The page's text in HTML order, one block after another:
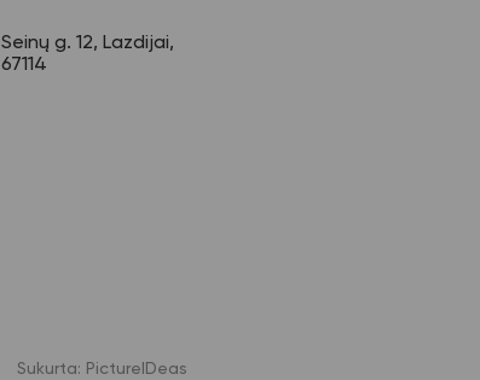
Seinų g. 12, Lazdijai,
67114
Sukurta: PictureIDeas